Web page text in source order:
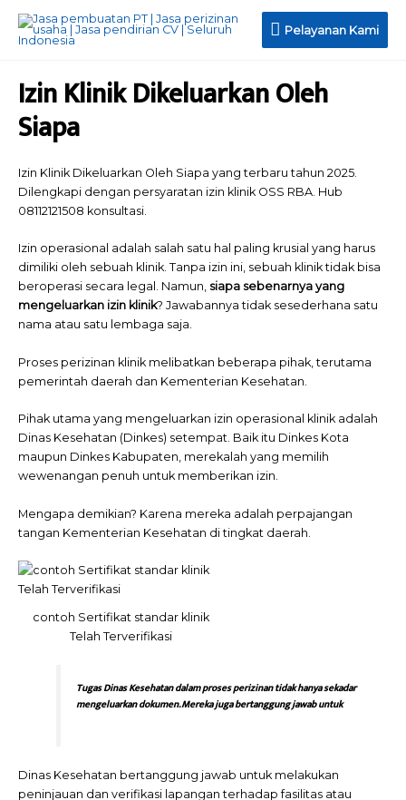
Pelayanan
Pelayanan Kami
Izin Klinik Dikeluarkan Oleh
Siapa
Izin Klinik Dikeluarkan Oleh Siapa yang terbaru tahun 2025.
Dilengkapi dengan persyaratan izin klinik OSS RBA. Hub
08112121508 konsultasi.
Izin operasional adalah salah satu hal paling krusial yang harus
dimiliki oleh sebuah klinik. Tanpa izin ini, sebuah klinik tidak bisa
beroperasi secara legal. Namun, siapa sebenarnya yang
mengeluarkan izin klinik? Jawabannya tidak sesederhana satu
nama atau satu lembaga saja.
Proses perizinan klinik melibatkan beberapa pihak, terutama
pemerintah daerah dan Kementerian Kesehatan.
Pihak utama yang mengeluarkan izin operasional klinik adalah
Dinas Kesehatan (Dinkes) setempat. Baik itu Dinkes Kota
maupun Dinkes Kabupaten, merekalah yang memilih
wewenangan penuh untuk memberikan izin.
Mengapa demikian? Karena mereka adalah perpajangan
tangan Kementerian Kesehatan di tingkat daerah.
contoh Sertifikat standar klinik
Telah Terverifikasi
Tugas Dinas Kesehatan dalam proses perizinan tidak hanya sekadar
mengeluarkan dokumen. Mereka juga bertanggung jawab untuk
Dinas Kesehatan bertanggung jawab untuk melakukan
peninjauan dan verifikasi lapangan terhadap fasilitas atau